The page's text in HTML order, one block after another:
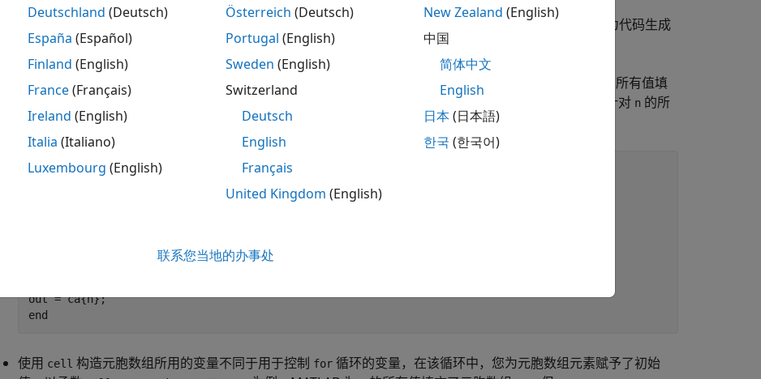
即使您的 MATLAB 代码对元胞数组的所有元素进行了赋值，对于某些编码模式，代码生成仍可能会失败，因为代码生成
器无法识别所有元胞数组元素都已赋值。这些编码模式包括：
在不同循环中为元胞数组元素赋予了初始值。以函数 cellArrayAssignmentError1
的所有值填
充了元胞数组
。但 的代码生成失败了，因为代码生成器无法确定是否已针对 n 的所
有值定义了所有元胞数组元素。
function out = cellArrayAssignmentError1(n)
end
使用 cell 构造元胞数组所用的变量不同于用于控制 for 循环的变量，在该循环中，您为元胞数组元素赋予了初始
Deutschland (Deutsch)
España (Español)
Finland (English)
France(Français)
Ireland (English)
Italia (Italiano)
Luxembourg (English)
Österreich (Deutsch)
Portugal (English)
Sweden (English)
Switzerland
Deutsch
English
Français
United Kingdom (English)
New Zealand (English)
中国
简体中文
English
日本(日本語)
한국 (한국어)
联系您当地的办事处